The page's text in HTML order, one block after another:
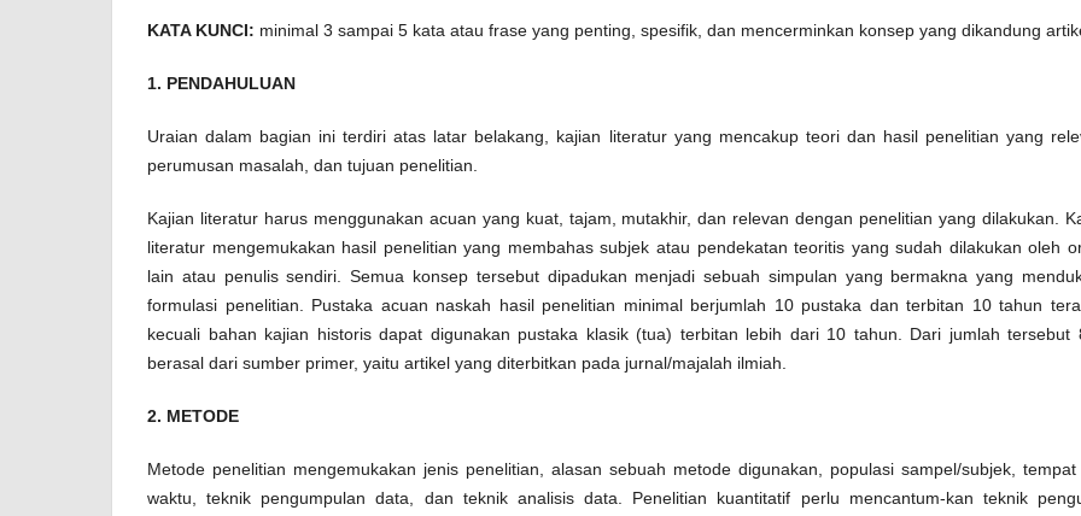
KATA KUNCI: minimal 3 sampai 5 kata atau frase yang penting, spesifik, dan mencerminkan konsep yang dikandung
1. PENDAHULUAN
Uraian dalam bagian ini terdiri atas latar belakang, kajian literatur yang mencakup teori dan hasil penelitian yang
perumusan masalah, dan tujuan penelitian.
Kajian literatur harus menggunakan acuan yang kuat, tajam, mutakhir, dan relevan dengan penelitian yang dilakukan.
literatur mengemukakan hasil penelitian yang membahas subjek atau pendekatan teoritis yang sudah dilakukan oleh
lain atau penulis sendiri. Semua konsep tersebut dipadukan menjadi sebuah simpulan yang bermakna yang
formulasi penelitian. Pustaka acuan naskah hasil penelitian minimal berjumlah 10 pustaka dan terbitan 10 tahun
kecuali bahan kajian historis dapat digunakan pustaka klasik (tua) terbitan lebih dari 10 tahun. Dari jumlah tersebut
berasal dari sumber primer, yaitu artikel yang diterbitkan pada jurnal/majalah ilmiah.
2. METODE
Metode penelitian mengemukakan jenis penelitian, alasan sebuah metode digunakan, populasi sampel/subjek, tempat
waktu, teknik pengumpulan data, dan teknik analisis data. Penelitian kuantitatif perlu mencantum-kan teknik